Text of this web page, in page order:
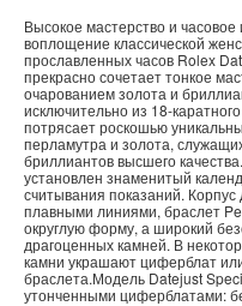
Высокое мастерство и
воплощение классической
прославленных часов Rolex
прекрасно сочетает тонкое
очарованием золота и
исключительно из 18-
потрясает роскошью
перламутра и золота,
бриллиантов высшего
установлен знаменитый
считывания показаний.
плавными линиями, браслет
округлую форму, а широкий
драгоценных камней. В
камни украшают циферблат
браслета.Модель Datejust
утонченными циферблатами: